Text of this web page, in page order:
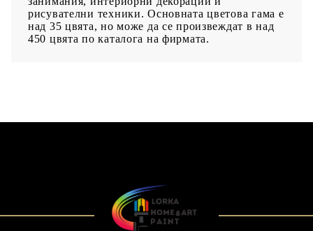
рисувателни техники. Основната цветова гама е
над 35 цвята, но може да се произвеждат в над
450 цвята по каталога на фирмата.